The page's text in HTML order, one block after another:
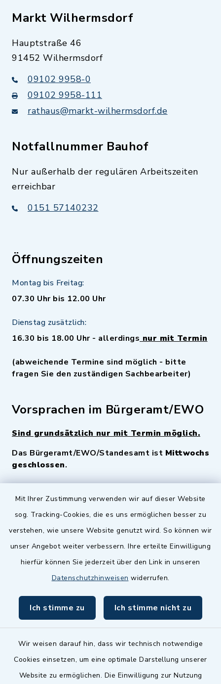
Mit Ihrer Zustimmung verwenden wir auf dieser Website
sog. Tracking-Cookies, die es uns ermöglichen besser zu
verstehen, wie unsere Website genutzt wird. So können wir
unser Angebot weiter verbessern. Ihre erteilte Einwilligung
hierfür können Sie jederzeit über den Link in unseren
Datenschutzhinweisen widerrufen.
Ich stimme zu Ich stimme nicht zu
Wir weisen darauf hin, dass wir technisch notwendige
Cookies einsetzen, um eine optimale Darstellung unserer
Website zu ermöglichen. Die Einwilligung zur Nutzung
Markt Wilhermsdorf
Hauptstraße 46
91452 Wilhermsdorf
09102 9958-0
09102 9958-111
rathaus@markt-wilhermsdorf.de
Notfallnummer Bauhof
Nur außerhalb der regulären Arbeitszeiten
erreichbar
0151 57140232
Öffnungszeiten
Montag bis Freitag:
07.30 Uhr bis 12.00 Uhr
Dienstag zusätzlich:
16.30 bis 18.00 Uhr - allerdings nur mit Termin
(abweichende Termine sind möglich - bitte
fragen Sie den zuständigen Sachbearbeiter)
Vorsprachen im Bürgeramt/EWO
Sind grundsätzlich nur mit Termin möglich.
Das Bürgeramt/EWO/Standesamt ist Mittwochs
geschlossen.
Quicklinks
Zenngrund Allianz
Dillenberggruppe
inixmedia GmbH